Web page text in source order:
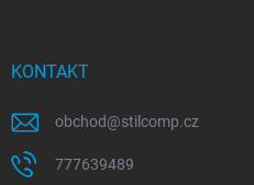
KONTAKT
obchod@stilcomp.cz
777639489